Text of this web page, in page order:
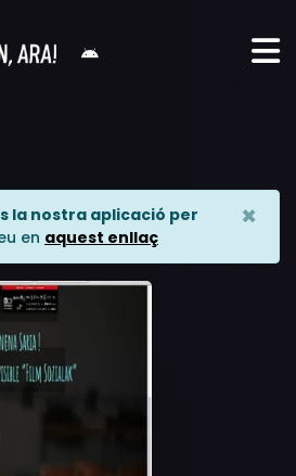
la nostra aplicació per
en aquest enllaç
×